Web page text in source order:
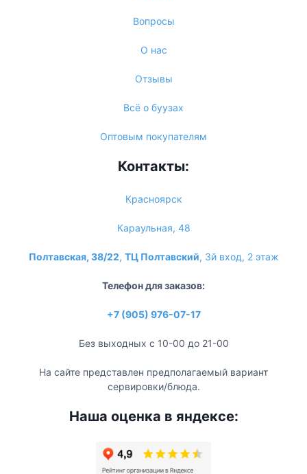
Вопросы
О нас
Отзывы
Всё о буузах
Оптовым покупателям
Контакты:
Красноярск
Караульная, 48
Полтавская, 38/22, ТЦ Полтавский, 3й вход, 2 этаж
Телефон для заказов:
+7 (905) 976-07-17
Без выходных с 10-00 до 21-00
На сайте представлен предполагаемый вариант
сервировки/блюда.
Наша оценка в яндексе: